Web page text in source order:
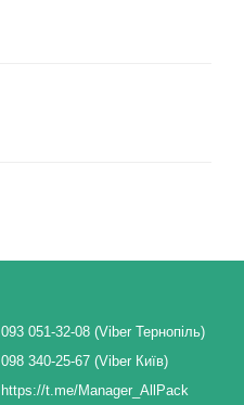
093 051-32-08 (Viber Тернопіль)
098 340-25-67 (Viber Київ)
https://t.me/Manager_AllPack